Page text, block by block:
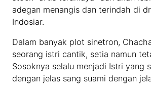
adegan menangis dan terindah di
Indosiar.
Dalam banyak plot sinetron,
seorang istri cantik, setia namun
Sosoknya selalu menjadi Istri yang
dengan jelas sang suami dengan